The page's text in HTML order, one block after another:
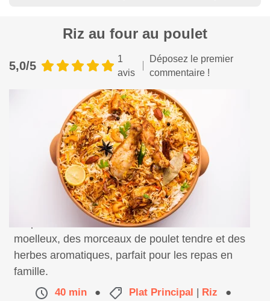
Riz au four au poulet
5,0/5
1
avis
Déposez le premier
commentaire !
Ce plat réconfortant et savoureux, contient du riz
moelleux, des morceaux de poulet tendre et des
herbes aromatiques, parfait pour les repas en
famille.
40 min ● Plat Principal | Riz
●